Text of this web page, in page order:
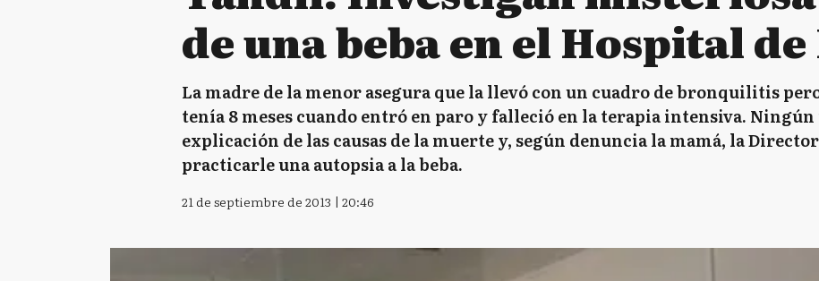
de una beba en el Hospital
La madre de la menor asegura que la llevó con un cuadro de bronquilitis
tenía 8 meses cuando entró en paro y falleció en la terapia intensiva.
explicación de las causas de la muerte y, según denuncia la mamá, la
practicarle una autopsia a la beba.
21 de septiembre de 2013 | 20:46